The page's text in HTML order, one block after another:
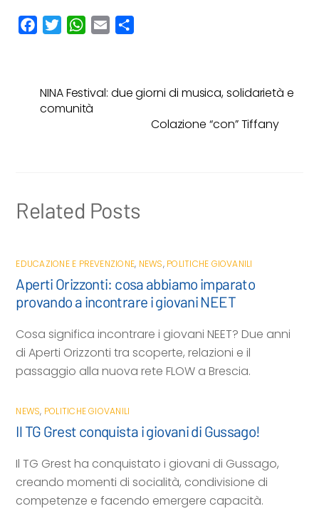
b
o
t
e
W
s
A
l
i
NINA Festival: due giorni di musica, solidarietà e
comunità
Colazione “con” Tiffany
Related Posts
EDUCAZIONE E PREVENZIONE, NEWS, POLITICHE GIOVANILI
Aperti Orizzonti: cosa abbiamo imparato
provando a incontrare i giovani NEET
Cosa significa incontrare i giovani NEET? Due anni
di Aperti Orizzonti tra scoperte, relazioni e il
passaggio alla nuova rete FLOW a Brescia.
NEWS, POLITICHE GIOVANILI
Il TG Grest conquista i giovani di Gussago!
Il TG Grest ha conquistato i giovani di Gussago,
creando momenti di socialità, condivisione di
competenze e facendo emergere capacità.